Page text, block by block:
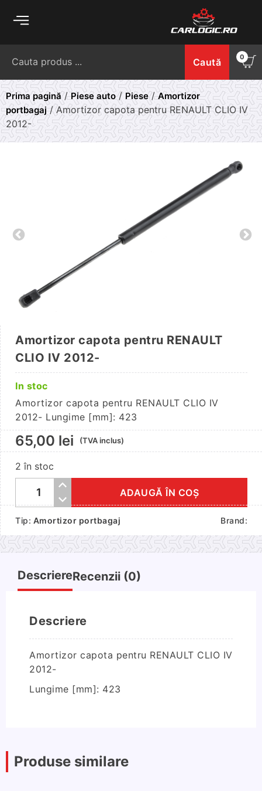
Caută 0
Prima pagină/Piese auto/ Piese/Amortizor
portbagaj/ Amortizor capota pentru RENAULT CLIO IV
2012-
Amortizor capota pentru RENAULT
CLIO IV 2012-
In stoc
Amortizor capota pentru RENAULT CLIO IV
2012- Lungime [mm]: 423
65,00 lei (TVA inclus)
2 în stoc
Cantitate
capota
pentru
RENAULT
CLIO
IV
ADAUGĂ ÎN COȘ
Tip: Amortizor portbagaj Brand:
DescriereRecenzii (0)
Descriere
Amortizor capota pentru RENAULT CLIO IV
2012-
Lungime [mm]: 423
Produse similare